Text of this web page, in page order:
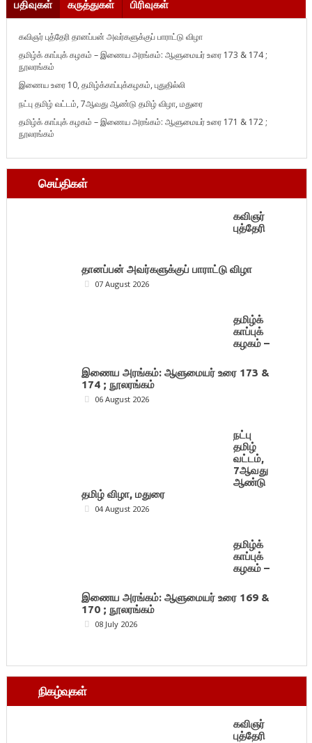
பதிவுகள் கருத்துகள் பிரிவுகள்
கவிஞர் புத்தேரி தானப்பன் அவர்களுக்குப் பாராட்டு விழா
தமிழ்க் காப்புக் கழகம் – இணைய அரங்கம்: ஆளுமையர் உரை 173 & 174 ;
நூலரங்கம்
இணைய உரை 10, தமிழ்க்காப்புக்கழகம், புதுதில்லி
நட்பு தமிழ் வட்டம், 7ஆவது ஆண்டு தமிழ் விழா, மதுரை
தமிழ்க் காப்புக் கழகம் – இணைய அரங்கம்: ஆளுமையர் உரை 171 & 172 ;
நூலரங்கம்
செய்திகள்
கவிஞர்
புத்தேரி
தானப்பன் அவர்களுக்குப் பாராட்டு விழா
07 August 2026
தமிழ்க்
காப்புக்
கழகம் –
இணைய அரங்கம்: ஆளுமையர் உரை 173 &
174 ; நூலரங்கம்
06 August 2026
நட்பு
தமிழ்
வட்டம்,
7ஆவது
ஆண்டு
தமிழ் விழா, மதுரை
04 August 2026
தமிழ்க்
காப்புக்
கழகம் –
இணைய அரங்கம்: ஆளுமையர் உரை 169 &
170 ; நூலரங்கம்
08 July 2026
நிகழ்வுகள்
கவிஞர்
புத்தேரி